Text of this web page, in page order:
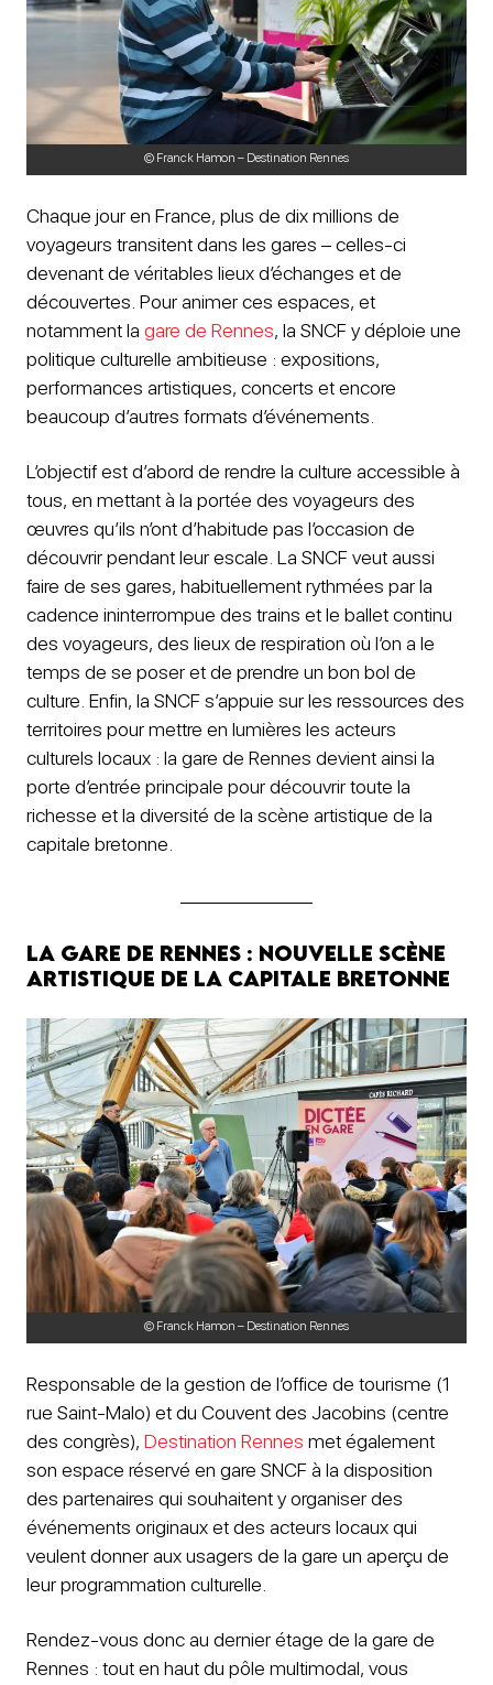
© Franck Hamon – Destination Rennes
Chaque jour en France, plus de dix millions de
voyageurs transitent dans les gares – celles-ci
devenant de véritables lieux d’échanges et de
découvertes. Pour animer ces espaces, et
notamment la gare de Rennes, la SNCF y déploie une
politique culturelle ambitieuse : expositions,
performances artistiques, concerts et encore
beaucoup d’autres formats d’événements.
L’objectif est d’abord de rendre la culture accessible à
tous, en mettant à la portée des voyageurs des
œuvres qu’ils n’ont d’habitude pas l’occasion de
découvrir pendant leur escale. La SNCF veut aussi
faire de ses gares, habituellement rythmées par la
cadence ininterrompue des trains et le ballet continu
des voyageurs, des lieux de respiration où l’on a le
temps de se poser et de prendre un bon bol de
culture. Enfin, la SNCF s’appuie sur les ressources des
territoires pour mettre en lumières les acteurs
culturels locaux : la gare de Rennes devient ainsi la
porte d’entrée principale pour découvrir toute la
richesse et la diversité de la scène artistique de la
capitale bretonne.
La gare de Rennes : nouvelle scène
artistique de la capitale bretonne
© Franck Hamon – Destination Rennes
Responsable de la gestion de l’office de tourisme (1
rue Saint-Malo) et du Couvent des Jacobins (centre
des congrès), Destination Rennes met également
son espace réservé en gare SNCF à la disposition
des partenaires qui souhaitent y organiser des
événements originaux et des acteurs locaux qui
veulent donner aux usagers de la gare un aperçu de
leur programmation culturelle.
Rendez-vous donc au dernier étage de la gare de
Rennes : tout en haut du pôle multimodal, vous